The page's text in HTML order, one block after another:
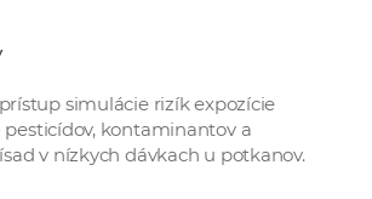
p
simulácie rizík expozície
kontaminantov a
v nízkych dávkach u potkanov.